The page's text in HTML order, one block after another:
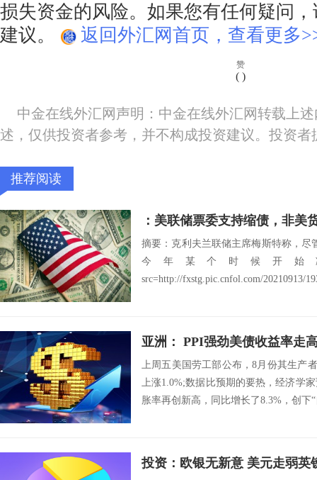
损失资金的风险。如果您有任何疑问
建议。
返回外汇网首页，查看更多
赞
( )
中金在线外汇网声明：中金在线外汇网转载上
述，仅供投资者参考，并不构成投资建议。投资
推荐阅读
：美联储票委支持缩债，非美
摘要：克利夫兰联储主席梅斯特称，尽
今年某个时候开始
src=http://fxstg.pic.cnfol.com/20210913/
亚洲： PPI强劲美债收益率走
上周五美国劳工部公布，8月份其生产
上涨1.0%;数据比预期的要热，经济学
胀率再创新高，同比增长了8.3%，创下
投资：欧银无新意 美元走弱英